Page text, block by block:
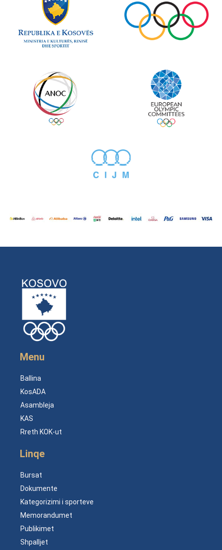
Menu
Ballina
KosADA
Asambleja
KAS
Rreth KOK-ut
Linqe
Bursat
Dokumente
Kategorizimi i sporteve
Memorandumet
Publikimet
Shpalljet